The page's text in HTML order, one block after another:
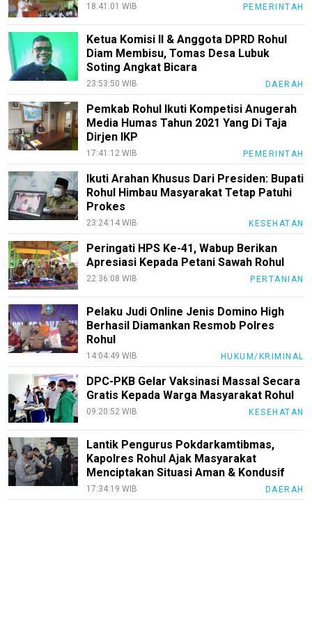
18:41:01 WIB PEMERINTAH
Ketua Komisi II & Anggota DPRD Rohul
Diam Membisu, Tomas Desa Lubuk
Soting Angkat Bicara
23:53:50 WIB DAERAH
Pemkab Rohul Ikuti Kompetisi Anugerah
Media Humas Tahun 2021 Yang Di Taja
Dirjen IKP
17:41:12 WIB PEMERINTAH
Ikuti Arahan Khusus Dari Presiden: Bupati
Rohul Himbau Masyarakat Tetap Patuhi
Prokes
23:24:14 WIB KESEHATAN
Peringati HPS Ke-41, Wabup Berikan
Apresiasi Kepada Petani Sawah Rohul
22:36:08 WIB PERTANIAN
Pelaku Judi Online Jenis Domino High
Berhasil Diamankan Resmob Polres
Rohul
14:04:49 WIB HUKUM/KRIMINAL
DPC-PKB Gelar Vaksinasi Massal Secara
Gratis Kepada Warga Masyarakat Rohul
09:20:52 WIB KESEHATAN
Lantik Pengurus Pokdarkamtibmas,
Kapolres Rohul Ajak Masyarakat
Menciptakan Situasi Aman & Kondusif
17:34:19 WIB DAERAH